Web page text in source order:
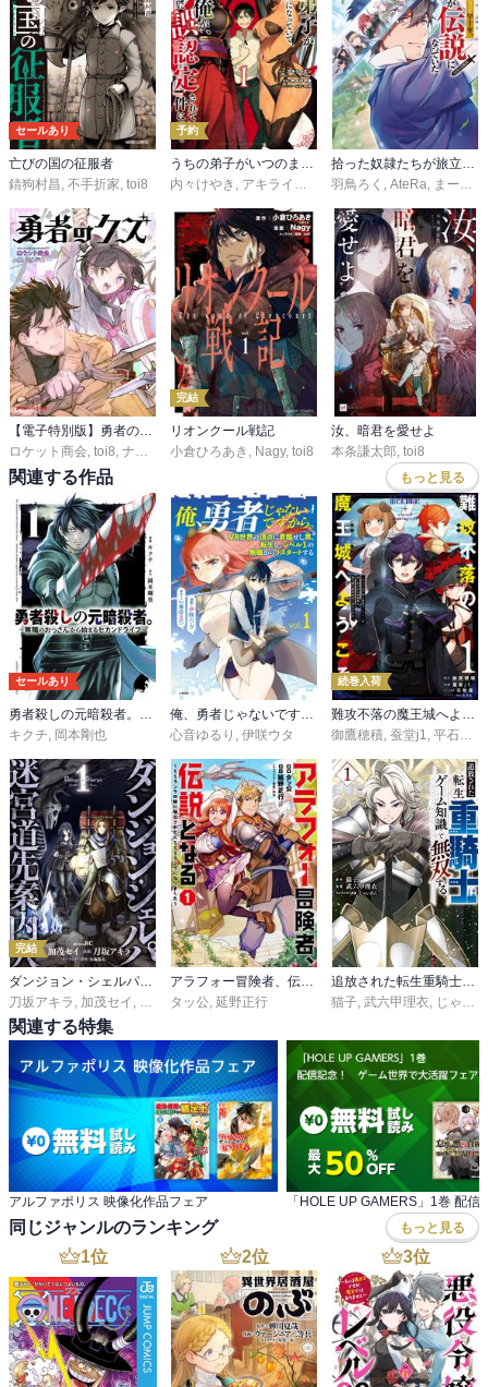
セールあり
亡びの国の征服者
錆狗村昌, 不手折家, toi8
予約
うちの弟子がいつのまにか人類最強になっていて、なんの才能もない師匠の俺が、それを超える宇宙最強に誤認定されている件について
内々けやき , アキライズン toi8
拾った奴隷たちが旅立って早十年、なぜか俺が伝説になっていた@COMIC
羽鳥ろく , AteRa, まーがるった
ロケット商会 toi8 ナカシマ723
完結
リオンクール戦記
小倉ひろあき
Nagy, toi8
汝、暗君を愛せよ
本条謙太郎 toi8
関連する作品 もっと見る
セールあり
勇者殺しの元暗殺者。～無職のおっさんから始まるセカンドライフ～【電子単行本】
キクチ, 岡本剛也
俺、勇者じゃないですから。 1 VR世界の頂点に君臨せし男。転生し、レベル１の無職からリスタートする
心音ゆるり , 伊咲ウタ
続巻入荷
難攻不落の魔王城へようこそ～デバフは不要と勇者パーティーを追い出された黒魔導士、魔王軍の最高幹部に迎えられる～
御鷹穂積, 蚕堂j1, 平石六
完結
刀坂アキラ
加茂セイ 布施龍太タッ公 延野正行
猫子 武六甲理衣 じゃいあん
関連する特集
アルファポリス 映像化作品フェア
同じジャンルのランキング もっと見る
1位 2位 3位